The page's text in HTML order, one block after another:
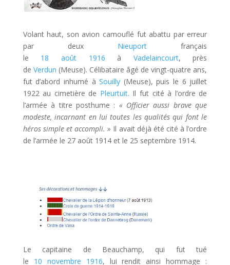
Volant haut, son avion camouflé fut abattu par erreur
par deux Nieuport français
le 18 août 1916 à Vadelaincourt, près
de Verdun (Meuse). Célibataire âgé de vingt-quatre ans,
fut d’abord inhumé àSouilly (Meuse), puis le 6 juillet
1922 au cimetière de Pleurtuit. Il fut cité à l’ordre de
l’armée à titre posthume : « Officier aussi brave que
modeste, incarnant en lui toutes les qualités qui font le
héros simple et accompli. » Il avait déjà été cité à l’ordre
de l’armée le 27 août 1914 et le 25 septembre 1914.
Le capitaine de Beauchamp, qui fut tué
le 10 novembre 1916, lui rendit ainsi hommage :